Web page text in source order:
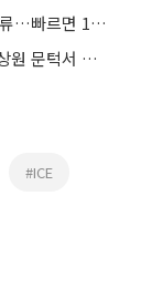
美 연방 대법, 트럼프 관세 소송 9일 판결 보류…빠르면 14일 가능성
美 클래리티 법안 연내 통과 가능성 13%…상원 문턱서 제동
#ICE